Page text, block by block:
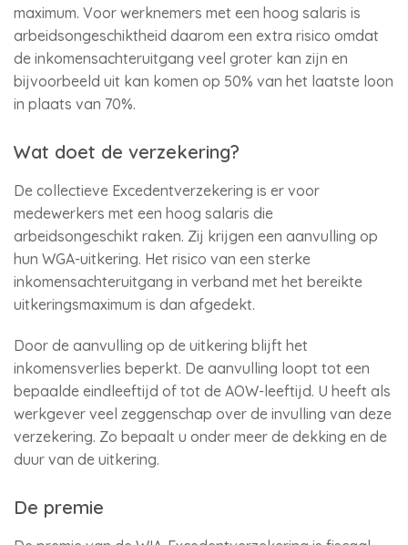
maximum. Voor werknemers met een hoog salaris is
arbeidsongeschiktheid daarom een extra risico omdat
de inkomensachteruitgang veel groter kan zijn en
bijvoorbeeld uit kan komen op 50% van het laatste loon
in plaats van 70%.
Wat doet de verzekering?
De collectieve Excedentverzekering is er voor
medewerkers met een hoog salaris die
arbeidsongeschikt raken. Zij krijgen een aanvulling op
hun WGA-uitkering. Het risico van een sterke
inkomensachteruitgang in verband met het bereikte
uitkeringsmaximum is dan afgedekt.
Door de aanvulling op de uitkering blijft het
inkomensverlies beperkt. De aanvulling loopt tot een
bepaalde eindleeftijd of tot de AOW-leeftijd. U heeft als
werkgever veel zeggenschap over de invulling van deze
verzekering. Zo bepaalt u onder meer de dekking en de
duur van de uitkering.
De premie